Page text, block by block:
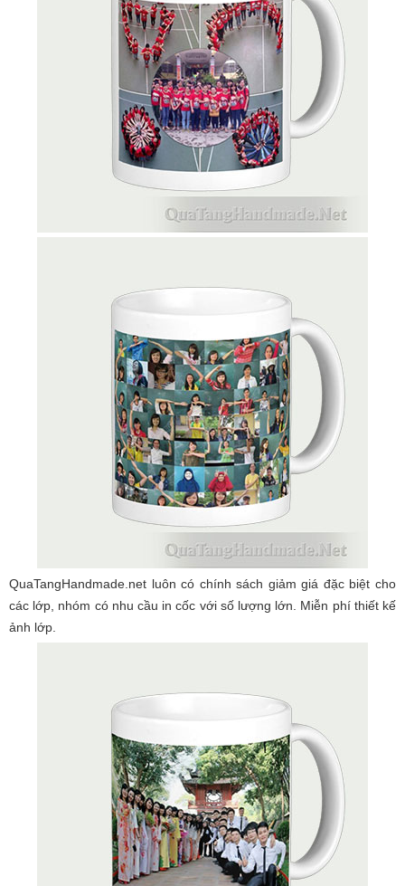
QuaTangHandmade.net luôn có chính sách giảm giá đặc biệt cho
các lớp, nhóm có nhu cầu in cốc với số lượng lớn. Miễn phí thiết kế
ảnh lớp.